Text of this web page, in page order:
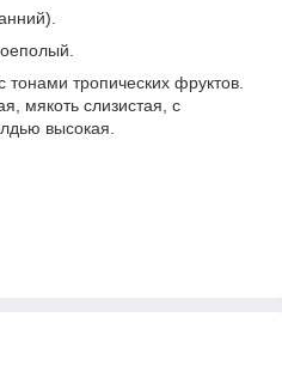
тропических фруктов.
мякоть слизистая, с
высокая.